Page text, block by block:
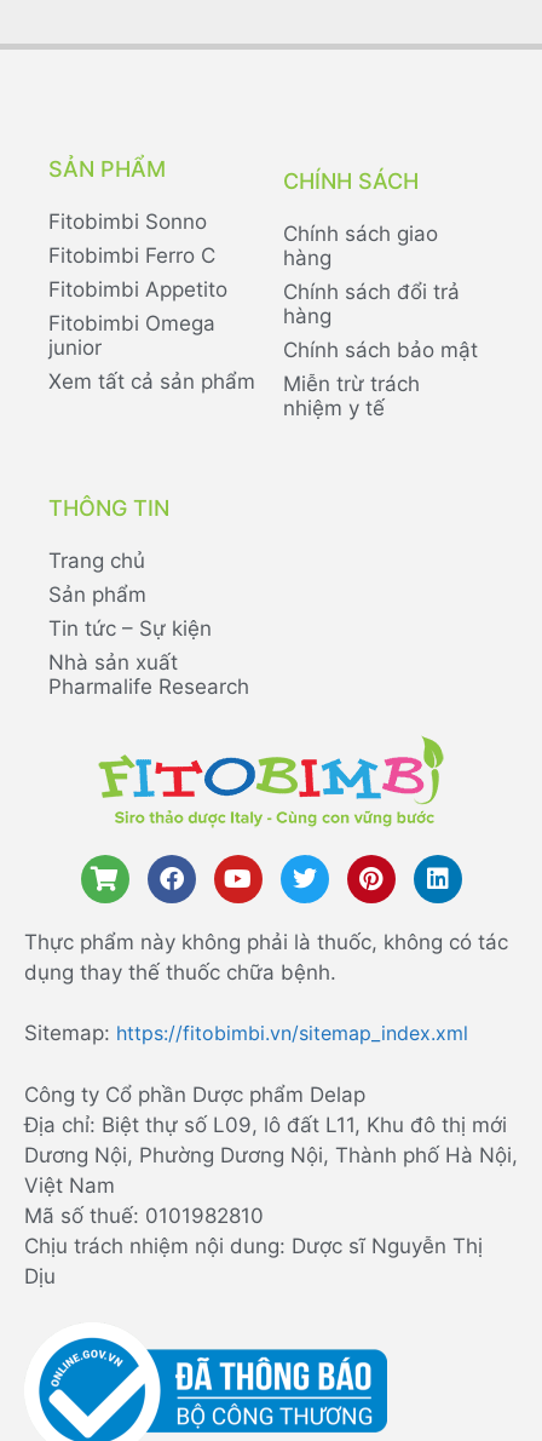
SẢN PHẨM
Fitobimbi Sonno
Fitobimbi Ferro C
Fitobimbi Appetito
Fitobimbi Omega
junior
Xem tất cả sản phẩm
CHÍNH SÁCH
Chính sách giao
hàng
Chính sách đổi trả
hàng
Chính sách bảo mật
Miễn trừ trách
nhiệm y tế
THÔNG TIN
Trang chủ
Sản phẩm
Tin tức – Sự kiện
Nhà sản xuất
Pharmalife Research
Thực phẩm này không phải là thuốc, không có tác
dụng thay thế thuốc chữa bệnh.
Sitemap: https://fitobimbi.vn/sitemap_index.xml
Công ty Cổ phần Dược phẩm Delap
Địa chỉ: Biệt thự số L09, lô đất L11, Khu đô thị mới
Dương Nội, Phường Dương Nội, Thành phố Hà Nội,
Việt Nam
Mã số thuế: 0101982810
Chịu trách nhiệm nội dung: Dược sĩ Nguyễn Thị
Dịu